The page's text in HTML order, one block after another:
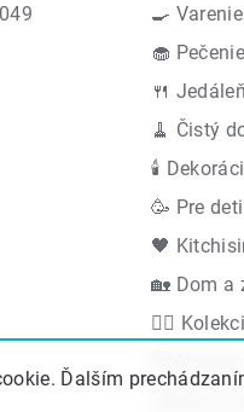
Ďalším
🍳 Varenie
🧁 Pečenie
🍴 Jedáleň
🧹 Čistý
🕯
🥳 Pre deti
🖤
🏡 Dom a
👍🏻